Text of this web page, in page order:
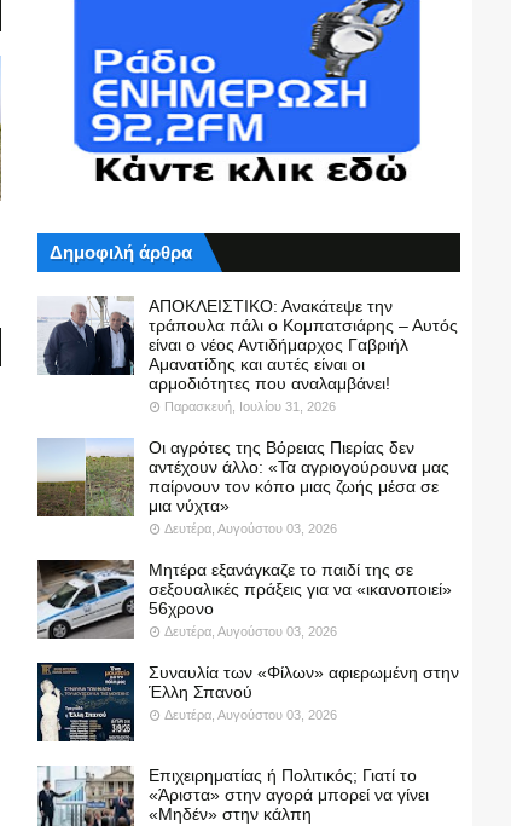
Δημοφιλή άρθρα
ΑΠΟΚΛΕΙΣΤΙΚΟ: Ανακάτεψε την
τράπουλα πάλι ο Κομπατσιάρης – Αυτός
είναι ο νέος Αντιδήμαρχος Γαβριήλ
Αμανατίδης και αυτές είναι οι
αρμοδιότητες που αναλαμβάνει!
Παρασκευή, Ιουλίου 31, 2026
Οι αγρότες της Βόρειας Πιερίας δεν
αντέχουν άλλο: «Τα αγριογούρουνα μας
παίρνουν τον κόπο μιας ζωής μέσα σε
μια νύχτα»
Δευτέρα, Αυγούστου 03, 2026
Μητέρα εξανάγκαζε το παιδί της σε
σεξουαλικές πράξεις για να «ικανοποιεί»
56χρονο
Δευτέρα, Αυγούστου 03, 2026
Συναυλία των «Φίλων» αφιερωμένη στην
Έλλη Σπανού
Δευτέρα, Αυγούστου 03, 2026
Επιχειρηματίας ή Πολιτικός; Γιατί το
«Άριστα» στην αγορά μπορεί να γίνει
«Μηδέν» στην κάλπη